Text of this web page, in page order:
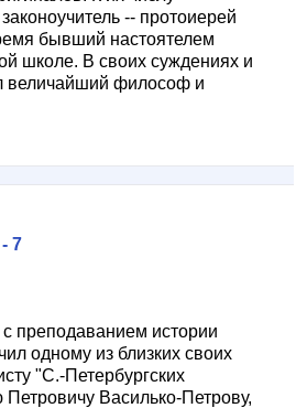
-- протоиерей
бывший настоятелем
школе. В своих суждениях и
величайший философ и
7
преподаванием истории
одному из близких своих
"С.-Петербургских
Василько-Петрову,